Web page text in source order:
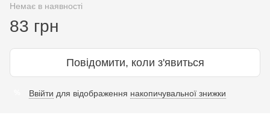
Немає в наявності
83 грн
Повідомити, коли з'явиться
Ввійти для відображення накопичувальної знижки